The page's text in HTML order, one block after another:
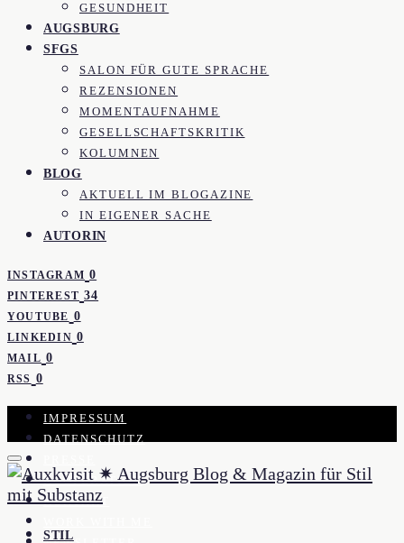
GESUNDHEIT
AUGSBURG
SFGS
SALON FÜR GUTE SPRACHE
REZENSIONEN
MOMENTAUFNAHME
GESELLSCHAFTSKRITIK
KOLUMNEN
BLOG
AKTUELL IM BLOGAZINE
IN EIGENER SACHE
AUTORIN
INSTAGRAM 0
PINTEREST 34
YOUTUBE 0
LINKEDIN 0
MAIL 0
RSS 0
IMPRESSUM
DATENSCHUTZ
KOOPERATION
KONTAKT
STIL